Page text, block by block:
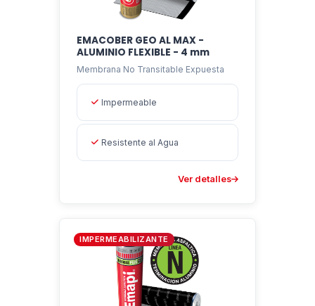
El producto que Ud. está evaluando está
especialmente recomendado para ser aplicado
sobre techos planos o abovedados, terrazas y
azoteas no transitables, en cualquier tipo de
pendiente, sean de losa de hormigón, chapas
metálicas, fibrocemento, etc.
EMACOBER GEO AL MAX -
ALUMINIO FLEXIBLE - 4 mm
Membrana No Transitable Expuesta
Impermeable
Resistente al Agua
Ver detalles
IMPERMEABILIZANTE